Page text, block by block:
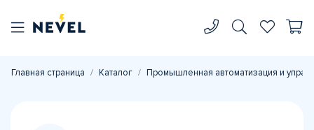
Главная страница Каталог Промышленная автоматизация и